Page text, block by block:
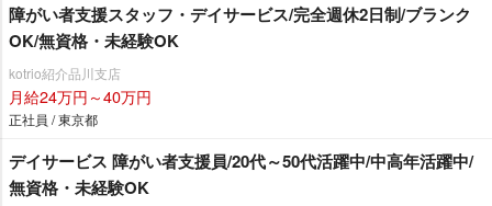
障がい者支援スタッフ・デイサービス/完全週休2日制/ブランク
OK/無資格・未経験OK
kotrio紹介品川支店
月給24万円～40万円
正社員 / 東京都
デイサービス 障がい者支援員/20代～50代活躍中/中高年活躍中/
無資格・未経験OK